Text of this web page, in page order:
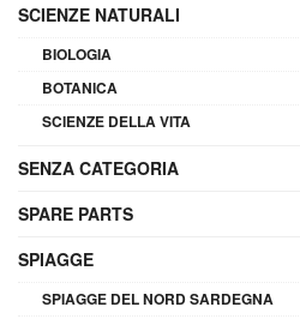
SCIENZE NATURALI
BIOLOGIA
BOTANICA
SCIENZE DELLA VITA
SENZA CATEGORIA
SPARE PARTS
SPIAGGE
SPIAGGE DEL NORD SARDEGNA